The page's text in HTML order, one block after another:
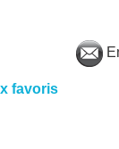
favoris